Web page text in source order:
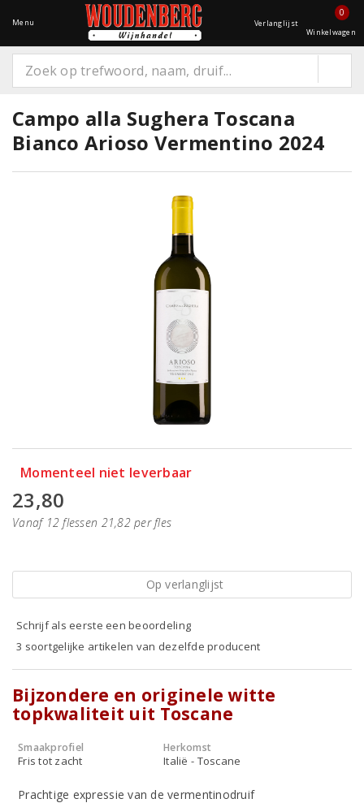
Menu Verlanglijst
0
Winkelwagen
Campo alla Sughera Toscana
Bianco Arioso Vermentino 2024
Momenteel niet leverbaar
23,80
Vanaf 12 flessen 21,82 per fles
Op verlanglijst
Schrijf als eerste een beoordeling
3 soortgelijke artikelen van dezelfde producent
Bijzondere en originele witte
topkwaliteit uit Toscane
Smaakprofiel
Fris tot zacht
Herkomst
Italië - Toscane
Prachtige expressie van de vermentinodruif